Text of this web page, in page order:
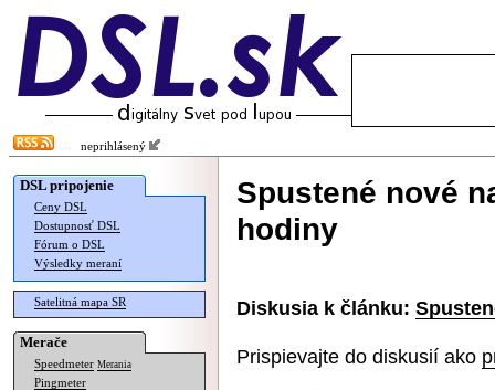
neprihlásený
DSL pripojenie
Ceny DSL
Dostupnosť DSL
Fórum o DSL
Výsledky meraní
Satelitná mapa SR
Merače
Speedmeter Merania
Pingmeter
Spustené nové
hodiny
Diskusia k článku:
Prispievajte do diskusií ako